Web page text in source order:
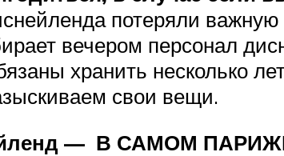
потеряли
вечером персонал
хранить несколько
свои вещи.
— В САМОМ